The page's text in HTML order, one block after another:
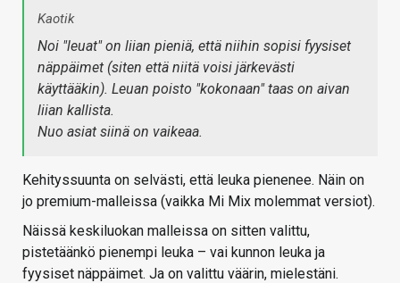
Kaotik
Noi "leuat" on liian pieniä, että niihin sopisi fyysiset
näppäimet (siten että niitä voisi järkevästi
käyttääkin). Leuan poisto "kokonaan" taas on aivan
liian kallista.
Nuo asiat siinä on vaikeaa.
Kehityssuunta on selvästi, että leuka pienenee. Näin on
jo premium-malleissa (vaikka Mi Mix molemmat versiot).
Näissä keskiluokan malleissa on sitten valittu,
pistetäänkö pienempi leuka – vai kunnon leuka ja
fyysiset näppäimet. Ja on valittu väärin, mielestäni.